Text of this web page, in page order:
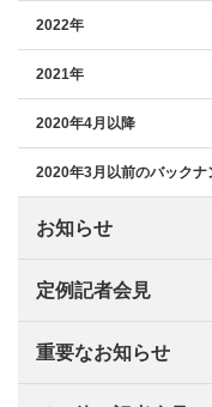
2022年
2021年
2020年4月以降
2020年3月以前のバックナ
お知らせ
定例記者会見
重要なお知らせ